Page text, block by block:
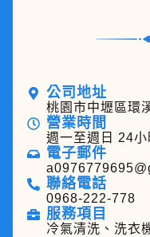
公司地址
桃園市中壢區環
營業時間
週一至週日 24
電子郵件
聯絡電話
0968-222-778
服務項目
冷氣清洗、洗衣